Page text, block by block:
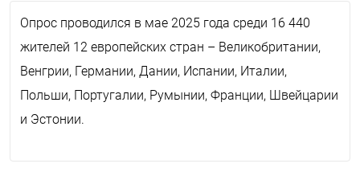
Опрос проводился в мае 2025 года среди 16 440
жителей 12 европейских стран – Великобритании,
Венгрии, Германии, Дании, Испании, Италии,
Польши, Португалии, Румынии, Франции, Швейцарии
и Эстонии.